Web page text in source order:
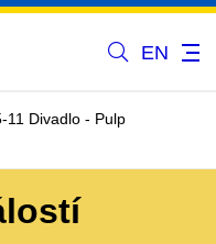
EN
11 Divadlo - Pulp